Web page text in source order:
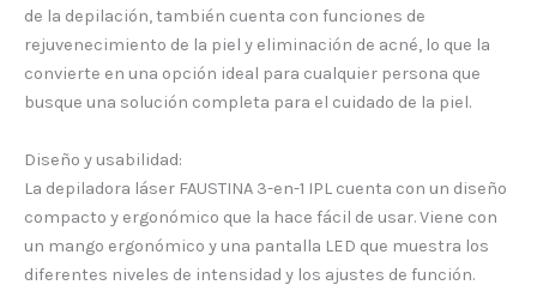
de la depilación, también cuenta con funciones de
rejuvenecimiento de la piel y eliminación de acné, lo que la
convierte en una opción ideal para cualquier persona que
busque una solución completa para el cuidado de la piel.
Diseño y usabilidad:
La depiladora láser FAUSTINA 3-en-1 IPL cuenta con un diseño
compacto y ergonómico que la hace fácil de usar. Viene con
un mango ergonómico y una pantalla LED que muestra los
diferentes niveles de intensidad y los ajustes de función.